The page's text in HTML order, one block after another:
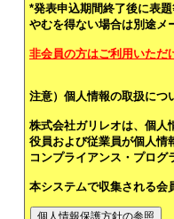
*発表申込期間終了後に表
やむを得ない場合は別途メ
非会員の方はご利用いただ
注意）個人情報の取扱につ
株式会社ガリレオは、個人
役員および従業員が個人情
コンプライアンス・プログ
本システムで収集される会